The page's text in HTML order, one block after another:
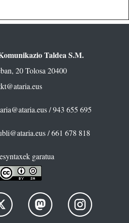
Taldea S.M.
20 Tolosa 20400
/ 943 655 695
/ 661 678 818
garatua